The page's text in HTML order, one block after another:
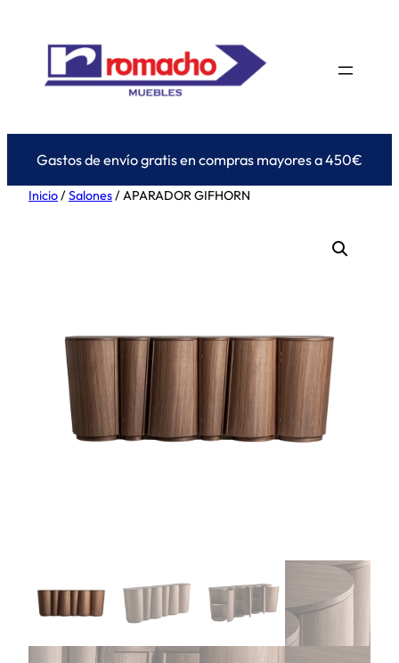
contenido
Gastos de envío gratis en compras mayores a 450€
Inicio/Salones/ APARADOR GIFHORN